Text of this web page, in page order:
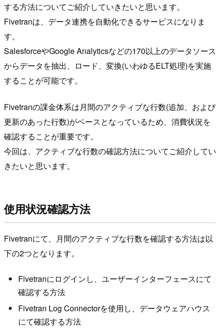
する方法についてご紹介していきたいと思います。
Fivetranは、データ連携を自動化できるサービスになりま
す。
SalesforceやGoogle Analyticsなどの170以上のデータソース
からデータを抽出、ロード、変換(いわゆるELT処理)を実施
することが可能です。
Fivetranの課金体系は月間のアクティブな行数(追加、および
更新のあった行数)がベースとなっているため、消費状況を
確認することが重要です。
今回は、アクティブな行数の確認方法についてご紹介してい
きたいと思います。
使用状況確認方法
Fivetranにて、月間のアクティブな行数を確認する方法は以
下の2つとなります。
Fivetranにログインし、ユーザーインターフェースにて
確認する方法
Fivetran Log Connectorを使用し、データウェアハウス
にて確認する方法